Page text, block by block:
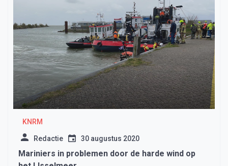
KNRM
Redactie 30 augustus 2020
Mariniers in problemen door de harde wind op